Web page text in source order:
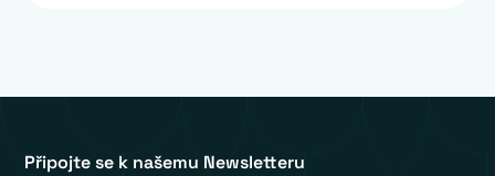
Připojte se k našemu Newsletteru